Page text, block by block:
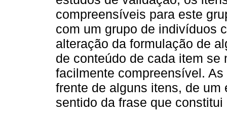
compreensíveis para este
com um grupo de indivíduos
alteração da formulação de
de conteúdo de cada item
facilmente compreensível.
frente de alguns itens, de
sentido da frase que